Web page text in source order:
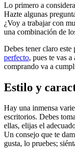
Lo primero a
Hazte algunas
¿Voy a trabajar con
una combinación de
Debes tener claro este
perfecto, pues te vas
comprando va a
Estilo y
Hay una inmensa
escritorios. Debes
ellas, elijas el
Un consejo que te
gusta, lo pruebes;